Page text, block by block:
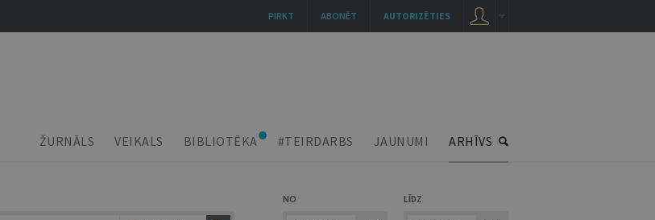
ŽURNĀLS VEIKALS BIBLIOTĒKA #TEIRDARBS JAUNUMI ARHĪVS
NO LĪDZ
AUTORIZĒTIES
ABONĒT
PIRKT